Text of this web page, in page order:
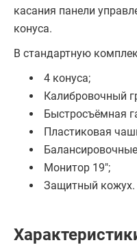
касания панели
конуса.
В стандартную
4 конуса;
Калибровочный
Быстросъёмная
Пластиковая
Монитор 19";
Защитный кожух.